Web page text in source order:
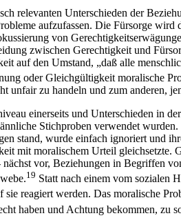
relevanten Unterschieden der
aufzufassen. Die Fürsorge
von
zwischen Gerechtigkeit und
auf den Umstand, „daß alle
oder Gleichgültigkeit moralische
zu handeln und zum anderen,
einerseits und Unterschieden in
Stichproben verwendet
stand, wurde einfach ignoriert und
mit moralischem Urteil gleichsetzte.
vor, Beziehungen in Begriffen
19 Statt nach einem vom sozialen
reagiert werden. Das moralische
haben und Achtung bekommen, zu